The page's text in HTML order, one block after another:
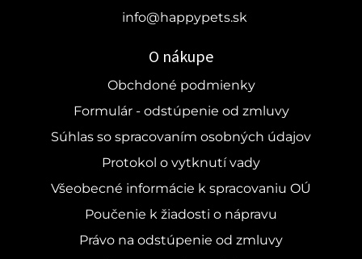
info@happypets.sk
O nákupe
Obchdoné podmienky
Formulár - odstúpenie od zmluvy
Súhlas so spracovaním osobných údajov
Protokol o vytknutí vady
Všeobecné informácie k spracovaniu OÚ
Poučenie k žiadosti o nápravu
Právo na odstúpenie od zmluvy